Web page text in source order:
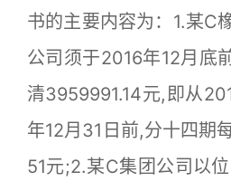
书的主要内容为：1.某C
公司须于2016年12月底
清3959991.14元,即从
年12月31日前,分十四期
51元;2.某C集团公司以